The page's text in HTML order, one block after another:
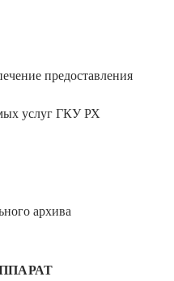
предоставления
услуг ГКУ РХ
архива